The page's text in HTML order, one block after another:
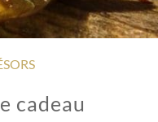
cadeau